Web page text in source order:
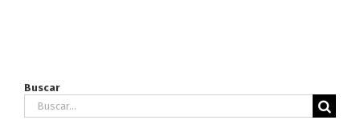
Buscar
Buscar: